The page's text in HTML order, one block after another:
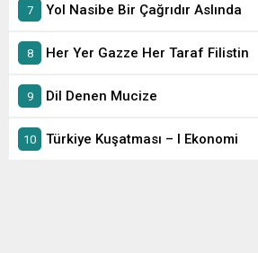
Yol Nasibe Bir Çağrıdır Aslında
Her Yer Gazze Her Taraf Filistin
Dil Denen Mucize
Türkiye Kuşatması – I Ekonomi